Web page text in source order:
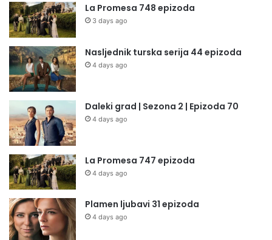
La Promesa 748 epizoda
3 days ago
Nasljednik turska serija 44 epizoda
4 days ago
Daleki grad | Sezona 2 | Epizoda 70
4 days ago
La Promesa 747 epizoda
4 days ago
Plamen ljubavi 31 epizoda
4 days ago